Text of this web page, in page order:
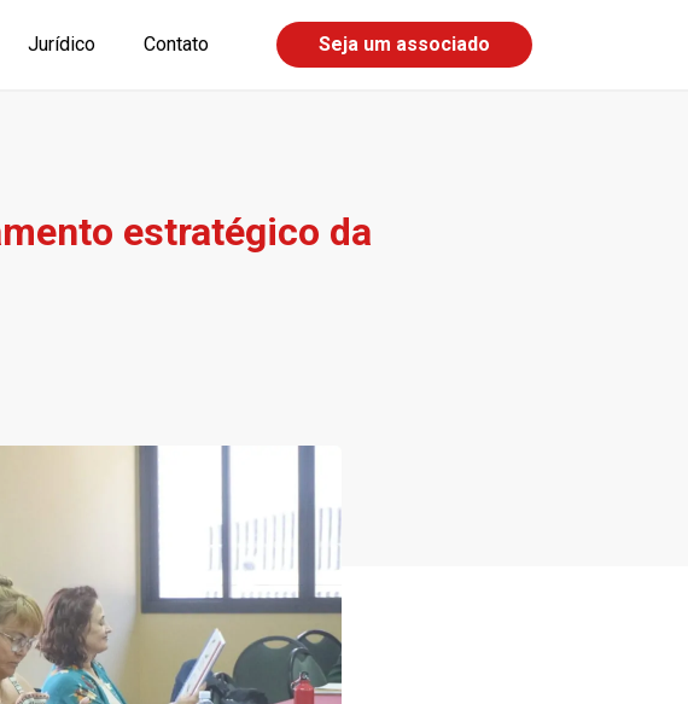
Jurídico Contato Seja um associado
estratégico da